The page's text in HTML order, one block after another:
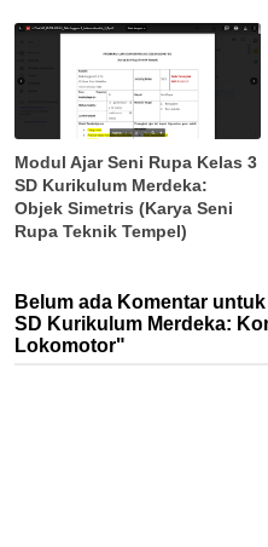
Modul Ajar Seni Rupa Kelas 3
SD Kurikulum Merdeka:
Objek Simetris (Karya Seni
Rupa Teknik Tempel)
Belum ada Komentar
SD Kurikulum Merdeka:
Lokomotor"